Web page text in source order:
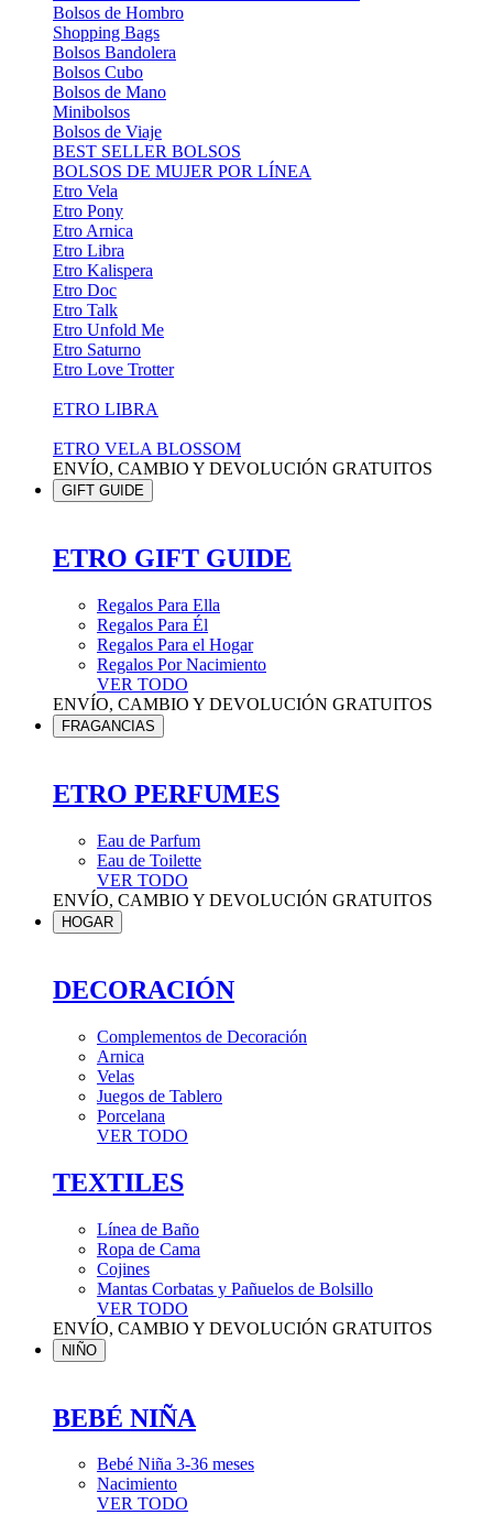
Bolsos de Hombro
Shopping Bags
Bolsos Bandolera
Bolsos Cubo
Bolsos de Mano
Minibolsos
Bolsos de Viaje
BEST SELLER BOLSOS
BOLSOS DE MUJER POR LÍNEA
Etro Vela
Etro Pony
Etro Arnica
Etro Libra
Etro Kalispera
Etro Doc
Etro Talk
Etro Unfold Me
Etro Saturno
Etro Love Trotter
ETRO LIBRA
ETRO VELA BLOSSOM
ENVÍO, CAMBIO Y DEVOLUCIÓN GRATUITOS
GIFT GUIDE
ETRO GIFT GUIDE
Regalos Para Ella
Regalos Para Él
Regalos Para el Hogar
Regalos Por Nacimiento
VER TODO
ENVÍO, CAMBIO Y DEVOLUCIÓN GRATUITOS
FRAGANCIAS
ETRO PERFUMES
Eau de Parfum
Eau de Toilette
VER TODO
ENVÍO, CAMBIO Y DEVOLUCIÓN GRATUITOS
HOGAR
DECORACIÓN
Complementos de Decoración
Arnica
Velas
Juegos de Tablero
Porcelana
VER TODO
TEXTILES
Línea de Baño
Ropa de Cama
Cojines
Mantas Corbatas y Pañuelos de Bolsillo
VER TODO
ENVÍO, CAMBIO Y DEVOLUCIÓN GRATUITOS
NIÑO
BEBÉ NIÑA
Bebé Niña 3-36 meses
Nacimiento
VER TODO